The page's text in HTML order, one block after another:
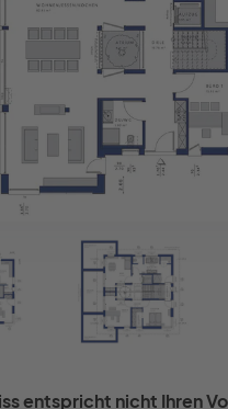
entspricht nicht Ihren